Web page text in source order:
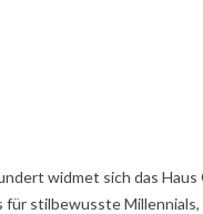
widmet sich das Haus
für stilbewusste